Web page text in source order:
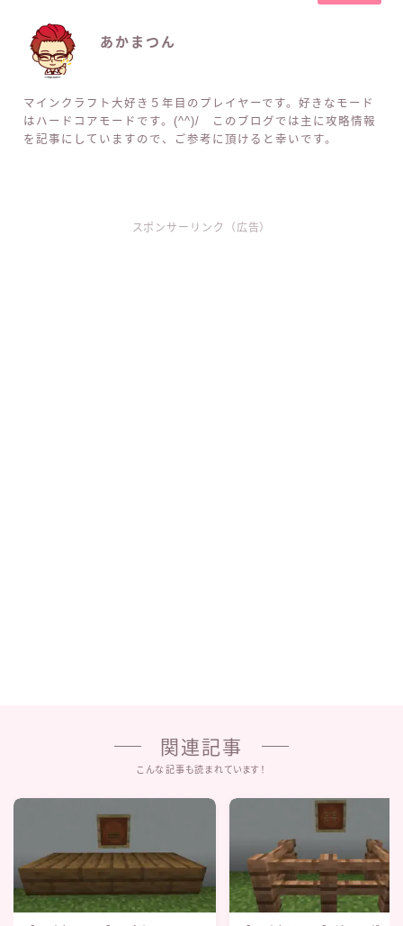
あかまつん
マインクラフト大好き５年目のプレイヤーです。好きなモード
はハードコアモードです。(^^)/ このブログでは主に攻略情報
を記事にしていますので、ご参考に頂けると幸いです。
スポンサーリンク（広告）
関連記事
こんな記事も読まれています！